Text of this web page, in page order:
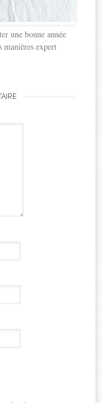
une bonne année
manières expert